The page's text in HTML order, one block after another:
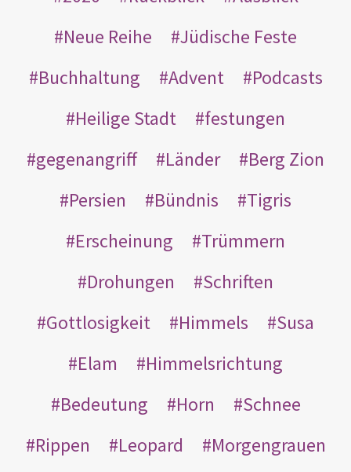
Neue Reihe
Jüdische Feste
Buchhaltung
Advent
Podcasts
Heilige Stadt
festungen
gegenangriff
Länder
Berg Zion
Persien
Bündnis
Tigris
Erscheinung
Trümmern
Drohungen
Schriften
Gottlosigkeit
Himmels
Susa
Elam
Himmelsrichtung
Bedeutung
Horn
Schnee
Rippen
Leopard
Morgengrauen